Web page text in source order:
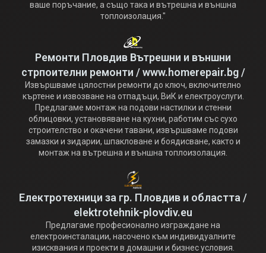
ваше поръчание, а също така и вътрешна и външна
топлоизолация."
Ремонти Пловдив Вътрешни и външни
стрпоителни ремонти / www.homerepair.bg /
Извършваме цялостни ремонти до ключ, включително
къртене и извозване на отпадъци, ВиК и електроуслуги.
Предлагаме монтаж на подови настилки и стенни
облицовки, установяване на кухни, работим със сухо
строителство и окачени тавани, извършваме подови
замазки и зидарии, шпакловане и боядисване, както и
монтаж на вътрешна и външна топлоизолация.
Електротехници за гр. Пловдив и областта /
elektrotehnik-plovdiv.eu
Предлагаме професионално изграждане на
електроинсталации, насочено към индивидуалните
изисквания и проекти в домашни и бизнес условия.